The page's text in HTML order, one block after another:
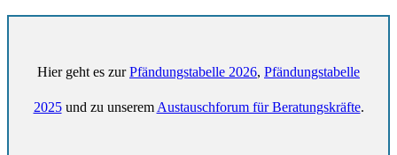
Hier geht es zurPfändungstabelle 2026, Pfändungstabelle
2025und zu unserem Austauschforum für Beratungskräfte.